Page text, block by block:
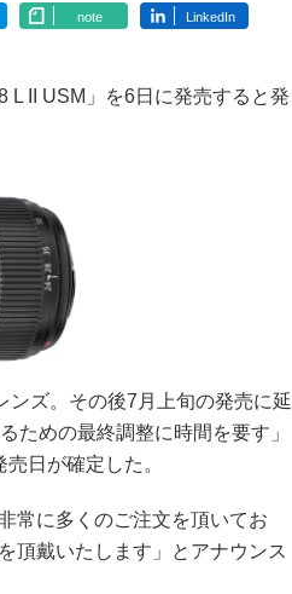
note LinkedIn
II USM」を6日に発売すると発
ズ。その後7月上旬の発売に延
ための最終調整に時間を要す」
日が確定した。
常に多くのご注文を頂いてお
頂戴いたします」とアナウンス